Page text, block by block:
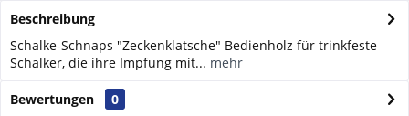
Beschreibung
Schalke-Schnaps "Zeckenklatsche" Bedienholz für trinkfeste
Schalker, die ihre Impfung mit... mehr
Bewertungen
0